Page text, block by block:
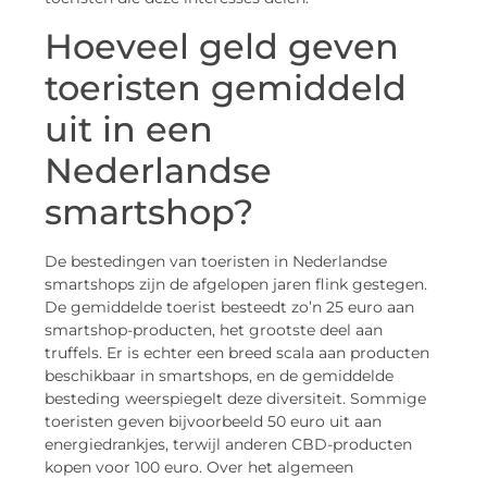
Hoeveel geld geven
toeristen gemiddeld
uit in een
Nederlandse
smartshop?
De bestedingen van toeristen in Nederlandse
smartshops zijn de afgelopen jaren flink gestegen.
De gemiddelde toerist besteedt zo’n 25 euro aan
smartshop-producten, het grootste deel aan
truffels. Er is echter een breed scala aan producten
beschikbaar in smartshops, en de gemiddelde
besteding weerspiegelt deze diversiteit. Sommige
toeristen geven bijvoorbeeld 50 euro uit aan
energiedrankjes, terwijl anderen CBD-producten
kopen voor 100 euro. Over het algemeen